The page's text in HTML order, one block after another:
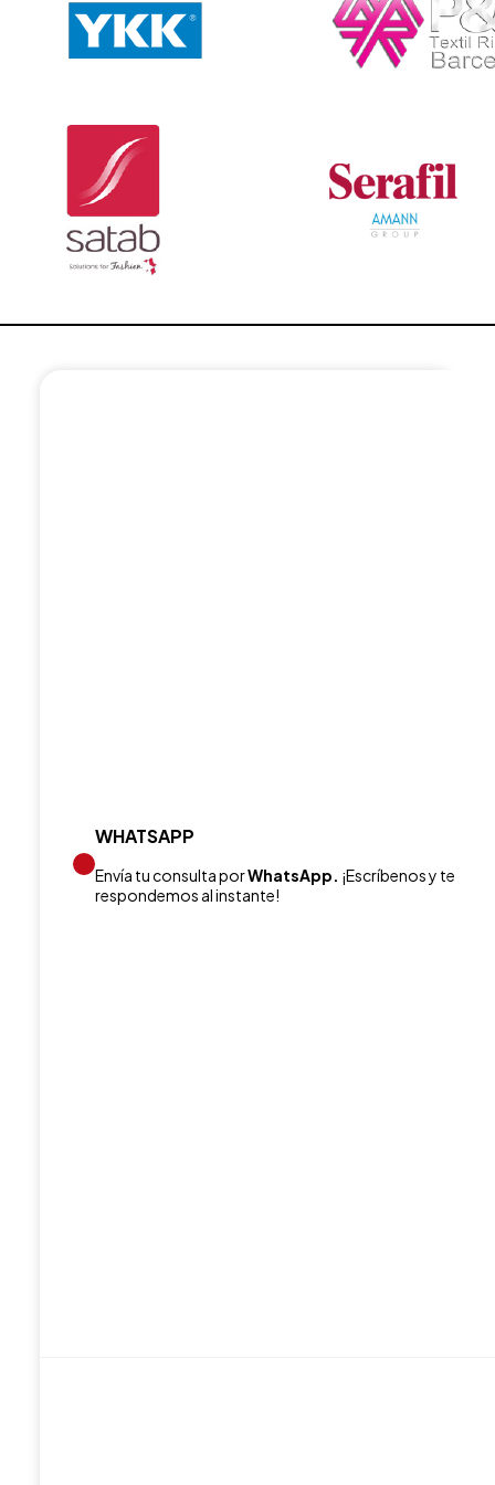
WHATSAPP
Envía tu consulta porWhatsApp. ¡Escríbenos y te
respondemos al instante!